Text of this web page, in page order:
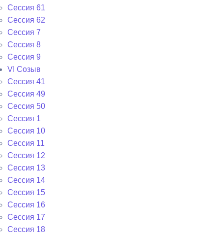
Сессия 61
Сессия 62
Сессия 7
Сессия 8
Сессия 9
VI Cозыв
Cессия 41
Cессия 49
Cессия 50
Сессия 1
Сессия 10
Сессия 11
Сессия 12
Сессия 13
Сессия 14
Сессия 15
Сессия 16
Сессия 17
Сессия 18